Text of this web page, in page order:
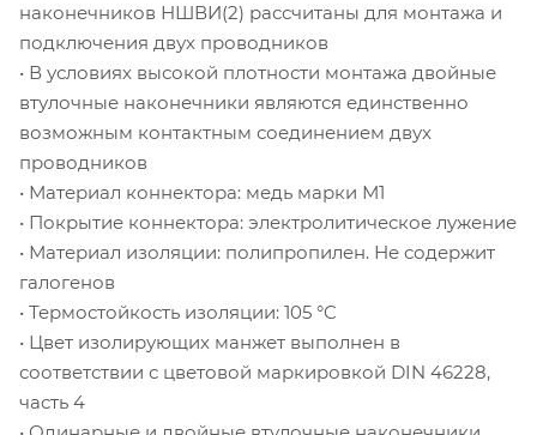
наконечников НШВИ(2) рассчитаны для монтажа и
подключения двух проводников
• В условиях высокой плотности монтажа двойные
втулочные наконечники являются единственно
возможным контактным соединением двух
проводников
• Материал коннектора: медь марки М1
• Покрытие коннектора: электролитическое лужение
• Материал изоляции: полипропилен. Не содержит
галогенов
• Термостойкость изоляции: 105 °C
• Цвет изолирующих манжет выполнен в
соответствии с цветовой маркировкой DIN 46228,
часть 4